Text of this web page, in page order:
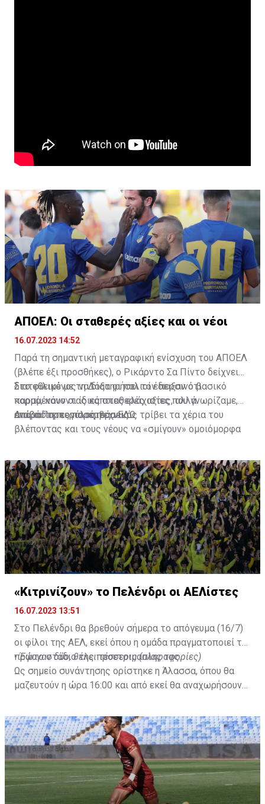
ΑΠΟΕΛ: Οι σταθερές αξίες και οι νέοι
16.07.2023 14:52
Παρά τη σημαντική μεταγραφική ενίσχυση του ΑΠΟΕΛ
(βλέπε έξι προσθήκες), ο Ρικάρντο Σα Πίντο δείχνει
διατεθειμένος να διατηρήσει τον περσινό βασικό
κορμό, κάνοντας κάποιες ελάχιστες, αλλά
απαραίτητες παρεμβάσεις.
Στο φιλικό με τη Δόξα οι παλιοί έδειξαν ότι
παραμένουν οι ίδιες σταθερές αξίες που γνωρίζαμε,
ενώ ο Πορτογάλος τεχνικός τρίβει τα χέρια του
βλέποντας και τους νέους να «σμίγουν» ομοιόμορφα
Διαβάστε περισσότεραΕΔΩ.
«Κιτρινίζουν» το Πελένδρι οι ΑΕΛίστες
16.07.2023 13:51
Στο Πελένδρι θα βρεθούν σήμερα το απόγευμα (16/7)
οι φίλοι της ΑΕΛ, εκεί όπου η ομάδα πραγματοποιεί το
πρώτο στάδιο της προετοιμασίας της.
•Έφυγαν δύο, θέλει τέσσερις (πληροφορίες)
Ως σημείο συνάντησης ορίστηκε η Άλασσα, όπου θα
μαζευτούν η ώρα 16:00 και από εκεί θα αναχωρήσουν
της ομάδας.